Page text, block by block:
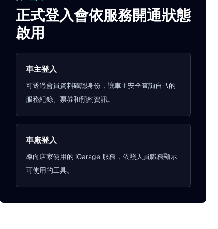
正式登入會依服務開通狀態
啟用
車主登入
可透過會員資料確認身份，讓車主安全查詢自己的
服務紀錄、票券和預約資訊。
車廠登入
導向店家使用的 iGarage 服務，依照人員職務顯示
可使用的工具。